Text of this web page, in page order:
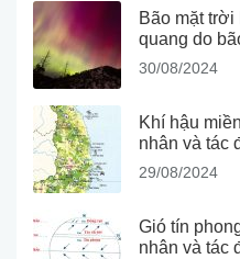
Bão mặt
quang do
30/08/2024
Khí hậu
nhân và tác
29/08/2024
Gió tín
nhân và tác